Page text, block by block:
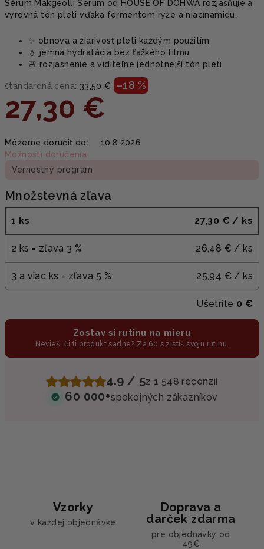
Sérum Makgeolli Serum od HOUSE OF DOHWA rozjasňuje a
vyrovná tón pleti vďaka fermentom ryže a niacínamidu.
✨ obnova a žiarivosť pleti každým použitím
💧 jemná hydratácia bez ťažkého filmu
🌸 rozjasnenie a viditeľne jednotnejší tón pleti
štandardná cena: 33,50 € –18 %
27,30 €
cena:
Môžeme doručiť do:
10.8.2026
Možnosti doručenia
Vernostný program
Množstevná zľava
1 ks 27,30 € / ks
2 ks = zľava 3 % 26,48 € / ks
3 a viac ks = zľava 5 % 25,94 € / ks
Ušetríte 0 €
Zostav si rutinu na mieru
Nevieš, či ti produkt sadne? Za 60 s zistíš svoju rutinu.
4.9 / 5z 1 548 recenzií
60 000+spokojných zákazníkov
Vzorky
v každej objednávke
Doprava a
darček zdarma
pre objednávky od
49€